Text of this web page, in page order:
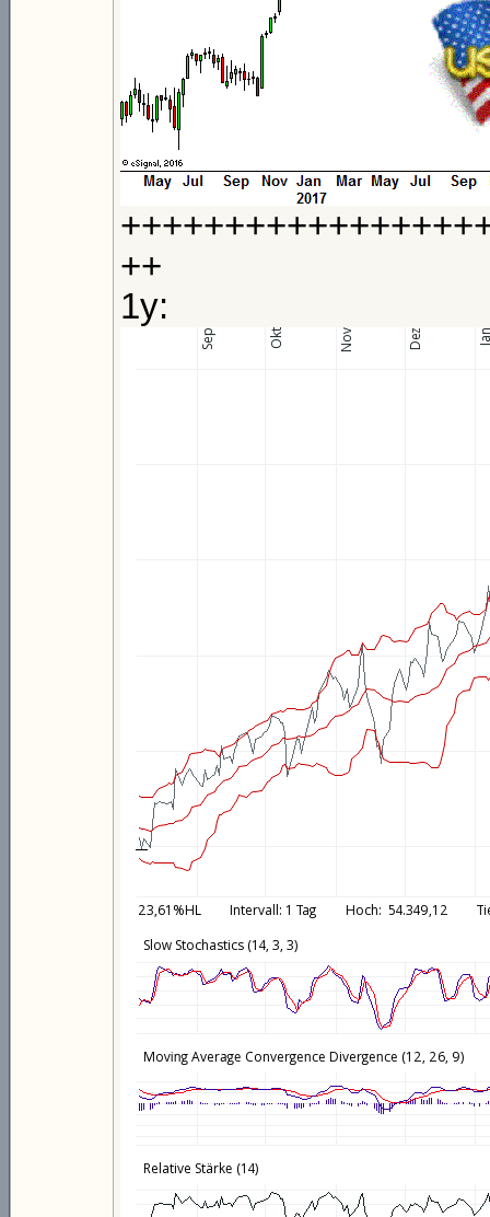
++
1y: